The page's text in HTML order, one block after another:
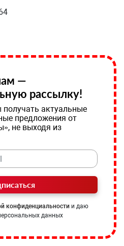
—
рассылку!
актуальные
предложения от
не выходя из
конфиденциальности и даю
данных